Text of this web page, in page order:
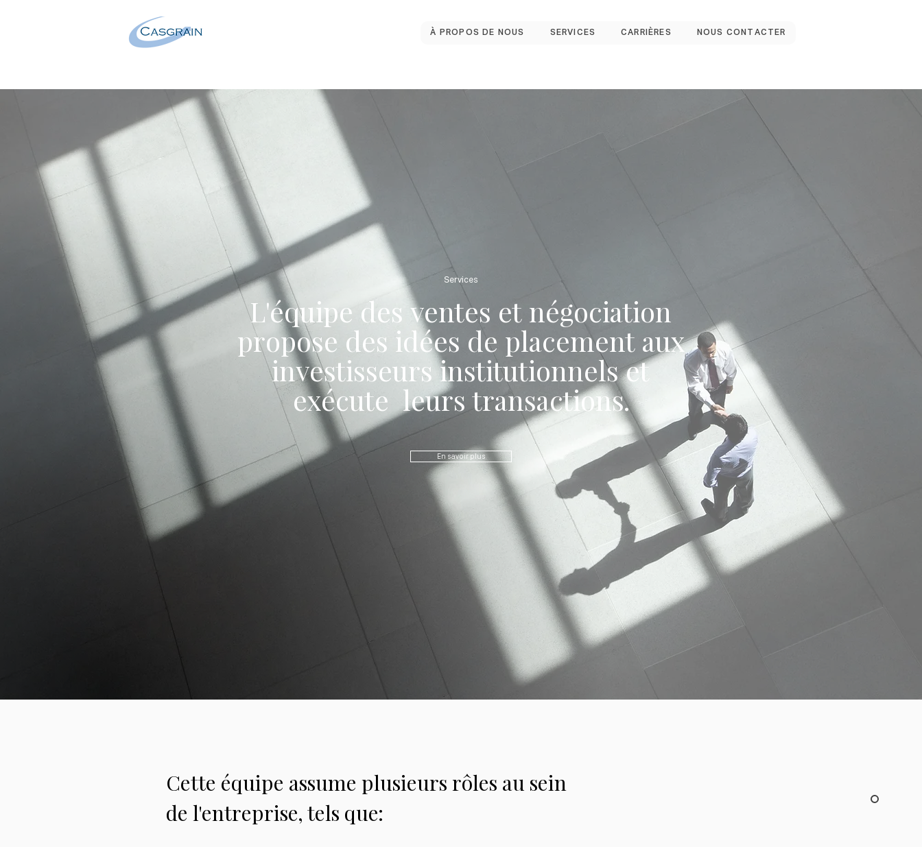
À PROPOS DE NOUS SERVICES CARRIÈRES NOUS CONTACTER
Services
L'équipe des ventes et négociation
propose des idées de placement aux
investisseurs institutionnels et
exécute leurs transactions.
En savoir plus
Cette équipe assume plusieurs rôles au sein
de l'entreprise, tels que: